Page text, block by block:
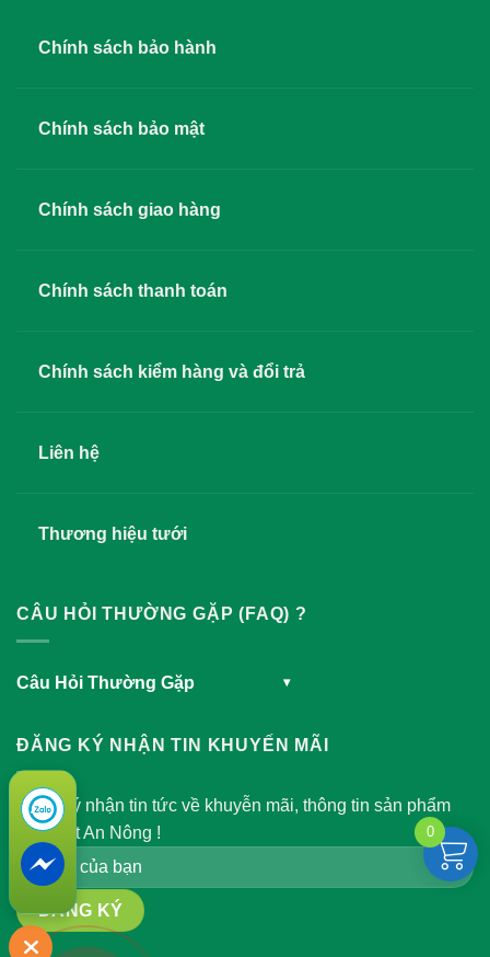
Chính sách bảo hành
Chính sách bảo mật
Chính sách giao hàng
Chính sách thanh toán
Chính sách kiểm hàng và đổi trả
Liên hệ
Thương hiệu tưới
CÂU HỎI THƯỜNG GẶP (FAQ) ?
Câu Hỏi Thường Gặp ▾
ĐĂNG KÝ NHẬN TIN KHUYẾN MÃI
Đăng ký nhận tin tức về khuyễn mãi, thông tin sản phẩm
của Việt An Nông !
0